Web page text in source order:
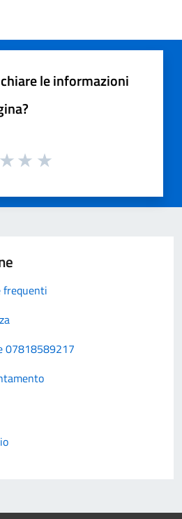
le informazioni
frequenti
07818589217